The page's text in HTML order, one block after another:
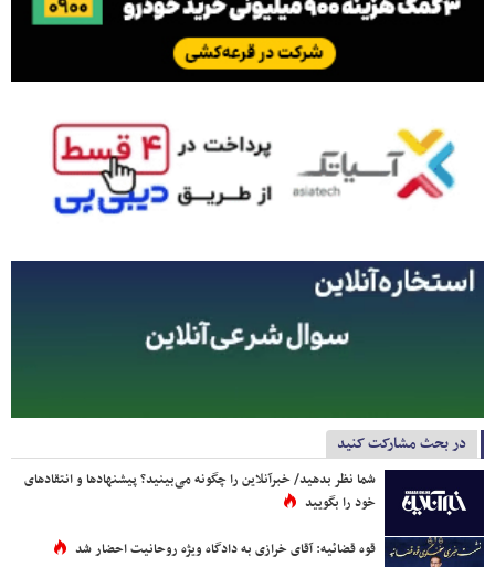
در بحث مشارکت کنید
شما نظر بدهید/ خبرآنلاین را چگونه می‌بینید؟ پیشنهادها و انتقادهای
خود را بگویید
قوه قضائیه: آقای خرازی به دادگاه ویژه روحانیت احضار شد